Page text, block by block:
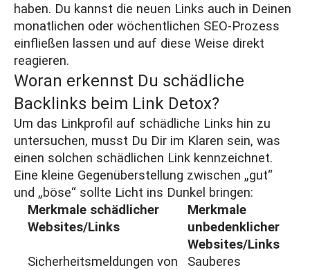
haben. Du kannst die neuen Links auch in Deinen
monatlichen oder wöchentlichen SEO-Prozess
einfließen lassen und auf diese Weise direkt
reagieren.
Woran erkennst Du schädliche
Backlinks beim Link Detox?
Um das Linkprofil auf schädliche Links hin zu
untersuchen, musst Du Dir im Klaren sein, was
einen solchen schädlichen Link kennzeichnet.
Eine kleine Gegenüberstellung zwischen „gut“
und „böse“ sollte Licht ins Dunkel bringen:
Merkmale schädlicher
Websites/Links
Merkmale
unbedenklicher
Websites/Links
Sicherheitsmeldungen von
Sauberes